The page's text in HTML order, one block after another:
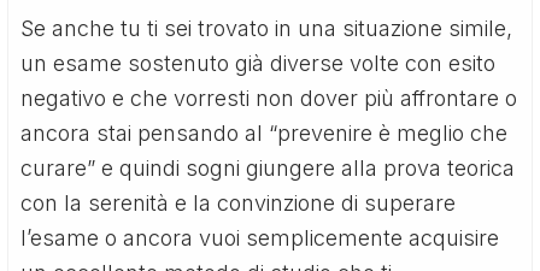
Se anche tu ti sei trovato in una situazione simile,
un esame sostenuto già diverse volte con esito
negativo e che vorresti non dover più affrontare o
ancora stai pensando al “prevenire è meglio che
curare” e quindi sogni giungere alla prova teorica
con la serenità e la convinzione di superare
l’esame o ancora vuoi semplicemente acquisire